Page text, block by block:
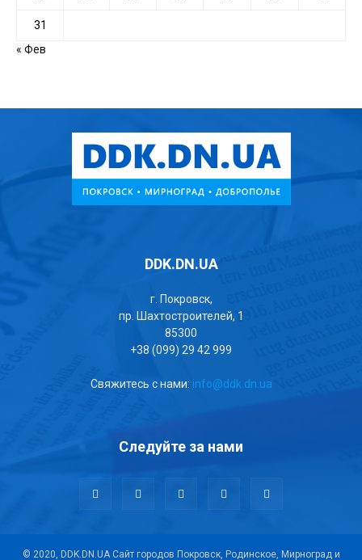
31
« Фев
DDK.DN.UA
г. Покровск,
пр. Шахтостроителей, 1
85300
+38 (099) 29 42 999
Свяжитесь с нами: info@ddk.dn.ua
Следуйте за нами
© 2020, DDK.DN.UA Сайт городов Покровск, Родинское, Мирноград и